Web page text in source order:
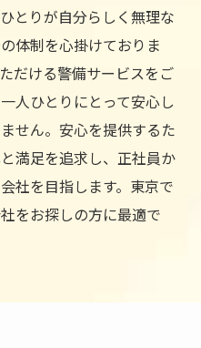
とりが自分らしく無理な
体制を心掛けておりま
だける警備サービスをご
人ひとりにとって安心し
せん。安心を提供するた
満足を追求し、正社員か
社を目指します。東京で
をお探しの方に最適で